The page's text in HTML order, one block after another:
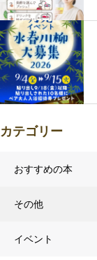
カテゴリー
おすすめの本
その他
イベント